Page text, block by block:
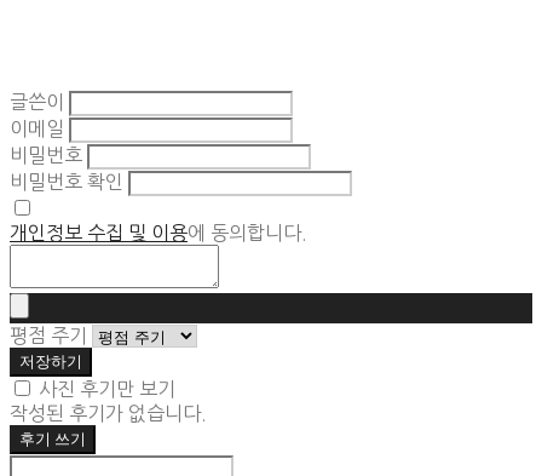
글쓴이
이메일
비밀번호
비밀번호 확인
개인정보 수집 및 이용에 동의합니다.
평점 주기
저장하기
사진 후기만 보기
작성된 후기가 없습니다.
후기 쓰기